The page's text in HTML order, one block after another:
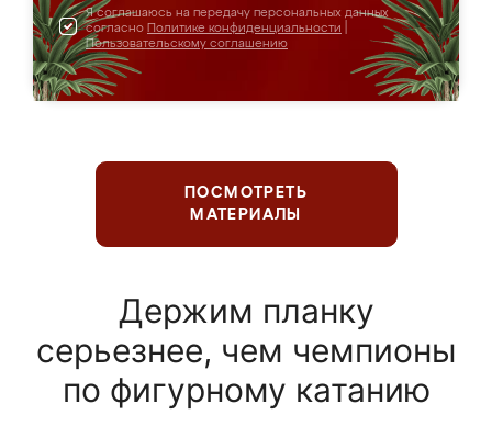
Я соглашаюсь на передачу персональных данных
согласно Политике конфиденциальности
Пользовательскому соглашению
ПОСМОТРЕТЬ
МАТЕРИАЛЫ
Держим планку
серьезнее, чем чемпионы
по фигурному катанию